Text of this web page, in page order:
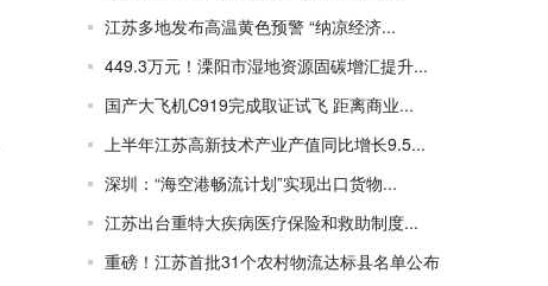
江苏多地发布高温黄色预警 “纳凉经济...
449.3万元！溧阳市湿地资源固碳增汇提升...
国产大飞机C919完成取证试飞 距离商业...
上半年江苏高新技术产业产值同比增长9.5...
深圳：“海空港畅流计划”实现出口货物...
江苏出台重特大疾病医疗保险和救助制度...
重磅！江苏首批31个农村物流达标县名单公布